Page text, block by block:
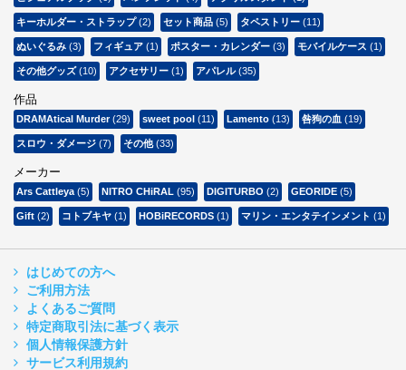
キーホルダー・ストラップ(2) セット商品 (5) タペストリー (11)
ぬいぐるみ (3) フィギュア (1) ポスター・カレンダー (3) モバイルケース (1)
その他グッズ(10) アクセサリー (1) アパレル(35)
作品
DRAMAtical Murder(29) sweet pool (11) Lamento (13) 咎狗の血 (19)
スロウ・ダメージ (7) その他(33)
メーカー
Ars Cattleya (5) NITRO CHiRAL (95) DIGITURBO (2) GEORIDE (5)
Gift (2) コトブキヤ (1) HOBiRECORDS (1) マリン・エンタテインメント (1)
はじめての方へ
ご利用方法
よくあるご質問
特定商取引法に基づく表示
個人情報保護方針
サービス利用規約